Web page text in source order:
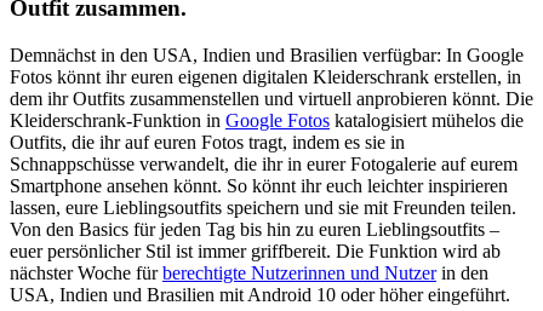
Outfit zusammen.
Demnächst in den USA, Indien und Brasilien verfügbar: In Google
Fotos könnt ihr euren eigenen digitalen Kleiderschrank erstellen, in
dem ihr Outfits zusammenstellen und virtuell anprobieren könnt. Die
Kleiderschrank-Funktion in Google Fotos katalogisiert mühelos die
Outfits, die ihr auf euren Fotos tragt, indem es sie in
Schnappschüsse verwandelt, die ihr in eurer Fotogalerie auf eurem
Smartphone ansehen könnt. So könnt ihr euch leichter inspirieren
lassen, eure Lieblingsoutfits speichern und sie mit Freunden teilen.
Von den Basics für jeden Tag bis hin zu euren Lieblingsoutfits –
euer persönlicher Stil ist immer griffbereit. Die Funktion wird ab
nächster Woche fürberechtigte Nutzerinnen und Nutzerin den
USA, Indien und Brasilien mit Android 10 oder höher eingeführt.